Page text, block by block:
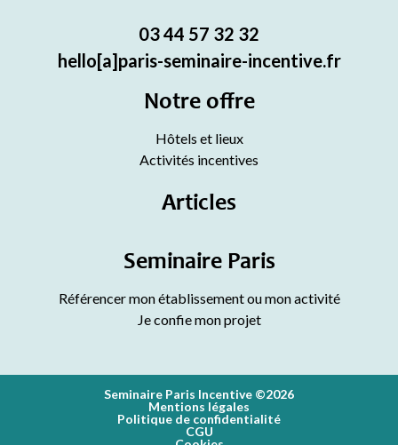
03 44 57 32 32
hello[a]paris-seminaire-incentive.fr
Notre offre
Hôtels et lieux
Activités incentives
Articles
Seminaire Paris
Référencer mon établissement ou mon activité
Je confie mon projet
Seminaire Paris Incentive ©2026
Mentions légales
Politique de confidentialité
CGU